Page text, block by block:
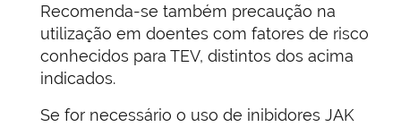
Recomenda-se também precaução na
utilização em doentes com fatores de risco
conhecidos para TEV, distintos dos acima
indicados.
Se for necessário o uso de inibidores JAK